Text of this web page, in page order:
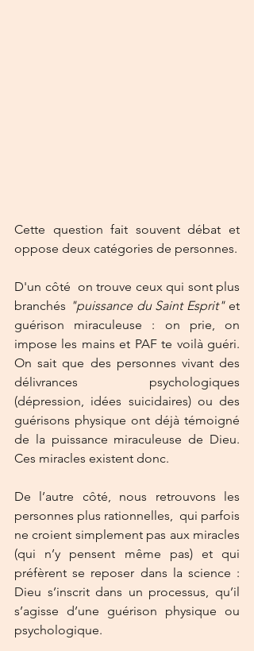
Cette question fait souvent débat et
D'un côté  on trouve ceux qui sont plus
branchés "puissance du Saint Esprit" et
guérison miraculeuse : on prie, on
impose les mains et PAF te voilà guéri.
On sait que des personnes vivant des
délivrances psychologiques
(dépression, idées suicidaires) ou des
guérisons physique ont déjà témoigné
de la puissance miraculeuse de Dieu.
Ces miracles existent donc.
De l’autre côté, nous retrouvons les
personnes plus rationnelles,  qui parfois
ne croient simplement pas aux miracles
(qui n’y pensent même pas) et qui
préfèrent se reposer dans la science :
Dieu s’inscrit dans un processus, qu’il
s’agisse d’une guérison physique ou
psychologique.